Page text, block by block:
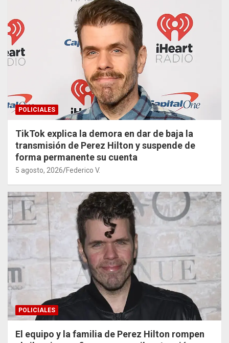
POLICIALES
TikTok explica la demora en dar de baja la
transmisión de Perez Hilton y suspende de
forma permanente su cuenta
5 agosto, 2026 Federico V.
POLICIALES
El equipo y la familia de Perez Hilton rompen